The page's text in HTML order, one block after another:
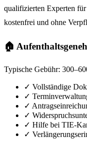
qualifizierten Experten
kostenfrei und ohne
🏠
Typische Gebühr:
✓ Vollständige
✓
✓
✓
✓ Hilfe bei TIE-
✓